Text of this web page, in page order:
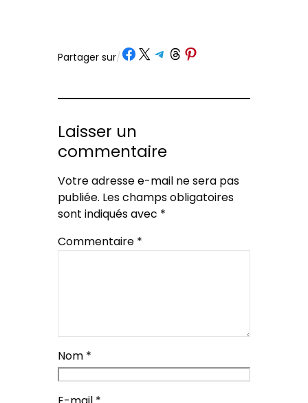
Partager sur/ Partager sur Facebook
Partager sur X Partager sur Telegram
Partager sur Threads
Partager sur Pinterest
Laisser un
commentaire
Votre adresse e-mail ne sera pas
publiée. Les champs obligatoires
sont indiqués avec *
Commentaire *
Nom *